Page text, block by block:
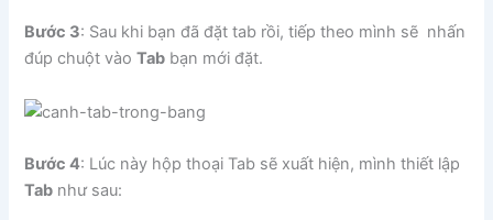
Bước 3: Sau khi bạn đã đặt tab rồi, tiếp theo mình sẽ nhấn
đúp chuột vàoTab bạn mới đặt.
Bước 4: Lúc này hộp thoại Tab sẽ xuất hiện, mình thiết lập
Tab như sau: